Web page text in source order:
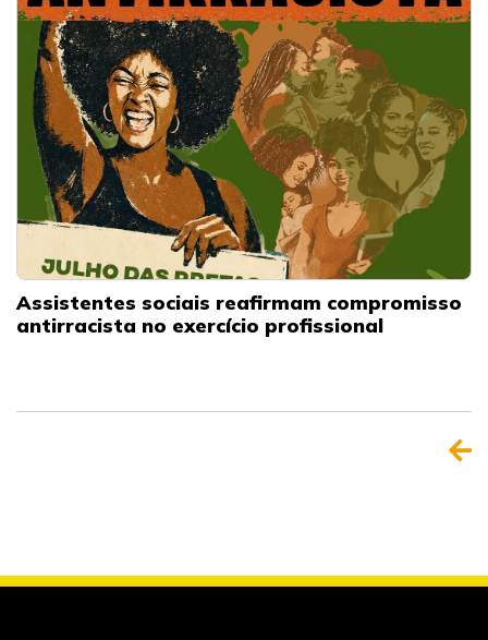
Assistentes sociais reafirmam compromisso
antirracista no exercício profissional